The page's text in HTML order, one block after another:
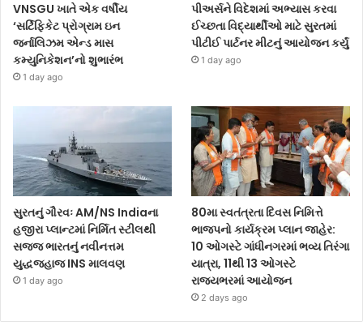
VNSGU ખાતે એક વર્ષીય
‘સર્ટિફિકેટ પ્રોગ્રામ ઇન
જર્નાલિઝમ એન્ડ માસ
કમ્યુનિકેશન’નો શુભારંભ
1 day ago
પીઅર્સને વિદેશમાં અભ્યાસ કરવા
ઈચ્છતા વિદ્યાર્થીઓ માટે સુરતમાં
પીટીઈ પાર્ટનર મીટનું આયોજન કર્યું
1 day ago
સુરતનું ગૌરવઃ AM/NS Indiaના
હજીરા પ્લાન્ટમાં નિર્મિત સ્ટીલથી
સજ્જ ભારતનું નવીનત્તમ
યુદ્ધજહાજ INS માલવણ
1 day ago
80મા સ્વતંત્રતા દિવસ નિમિત્તે
ભાજપનો કાર્યક્રમ પ્લાન જાહેર:
10 ઓગસ્ટે ગાંધીનગરમાં ભવ્ય તિરંગા
યાત્રા, 11થી 13 ઓગસ્ટે
રાજ્યભરમાં આયોજન
2 days ago